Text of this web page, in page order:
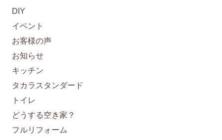
DIY
イベント
お客様の声
お知らせ
キッチン
タカラスタンダード
トイレ
どうする空き家？
フルリフォーム